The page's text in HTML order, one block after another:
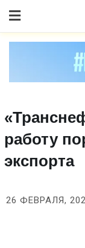
to content
работу
экспорта
26 ФЕВРАЛЯ,